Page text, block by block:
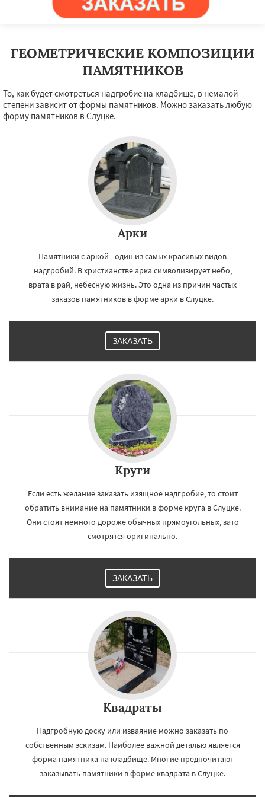
ГЕОМЕТРИЧЕСКИЕ КОМПОЗИЦИИ
ПАМЯТНИКОВ
То, как будет смотреться надгробие на кладбище, в немалой
степени зависит от формы памятников. Можно заказать любую
форму памятников в Слуцке.
Арки
Памятники с аркой - один из самых красивых видов
надгробий. В христианстве арка символизирует небо,
врата в рай, небесную жизнь. Это одна из причин частых
заказов памятников в форме арки в Слуцке.
ЗАКАЗАТЬ
Круги
Если есть желание заказать изящное надгробие, то стоит
обратить внимание на памятники в форме круга в Слуцке.
Они стоят немного дороже обычных прямоугольных, зато
смотрятся оригинально.
ЗАКАЗАТЬ
Квадраты
Надгробную доску или изваяние можно заказать по
собственным эскизам. Наиболее важной деталью является
форма памятника на кладбище. Многие предпочитают
заказывать памятники в форме квадрата в Слуцке.